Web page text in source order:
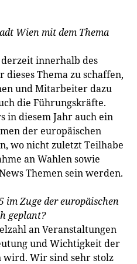
Wien mit dem Thema
innerhalb des
Thema zu schaffen,
und Mitarbeiter dazu
die Führungskräfte.
in diesem Jahr auch ein
der europäischen
wo nicht zuletzt Teilhabe
an Wahlen sowie
Themen sein werden.
im Zuge der europäischen
geplant?
an Veranstaltungen
und Wichtigkeit der
Wir sind sehr stolz